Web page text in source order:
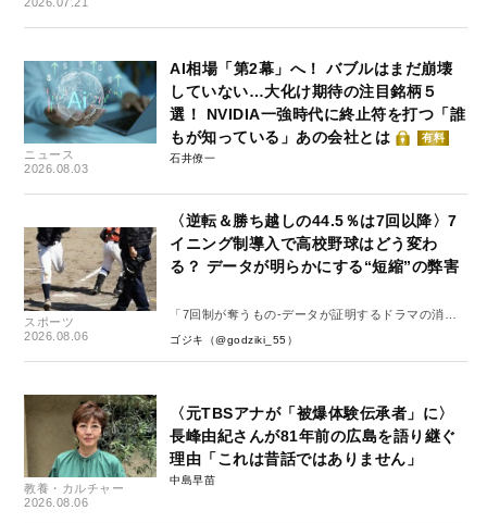
ニュース
2026.08.03
AI相場「第2幕」へ！ バブルはまだ崩壊
していない…大化け期待の注目銘柄５
選！ NVIDIA一強時代に終止符を打つ「誰
もが知っている」あの会社とは
有料
石井僚一
スポーツ
2026.08.06
〈逆転＆勝ち越しの44.5％は7回以降〉7
イニング制導入で高校野球はどう変わ
る？ データが明らかにする“短縮”の弊害
「7回制が奪うもの-データが証明するドラマの消
失-」
ゴジキ（@godziki_55）
教養・カルチャー
2026.08.06
〈元TBSアナが「被爆体験伝承者」に〉
長峰由紀さんが81年前の広島を語り継ぐ
理由「これは昔話ではありません」
中島早苗